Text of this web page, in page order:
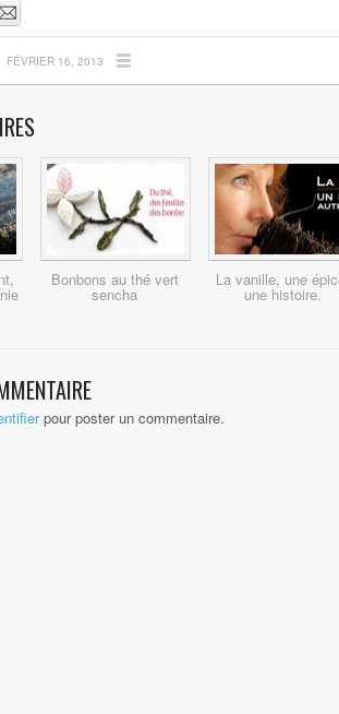
FÉVRIER 16, 2013
Bonbons au thé vert
sencha
La vanille, une
une histoire.
pour poster un commentaire.